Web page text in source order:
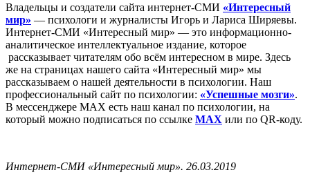
Владельцы и создатели сайта интернет-СМИ «Интересный
мир» — психологи и журналисты Игорь и Лариса Ширяевы.
Интернет-СМИ «Интересный мир» — это информационно-
аналитическое интеллектуальное издание, которое
рассказывает читателям обо всём интересном в мире. Здесь
же на страницах нашего сайта «Интересный мир» мы
рассказываем о нашей деятельности в психологии. Наш
профессиональный сайт по психологии: «Успешные мозги».
В мессенджере MAX есть наш канал по психологии, на
который можно подписаться по ссылке MAX или по QR-коду.
Интернет-СМИ «Интересный мир». 26.03.2019